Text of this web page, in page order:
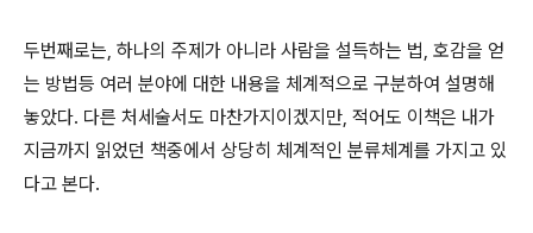
두번째로는, 하나의 주제가 아니라 사람을 설득하는 법, 호감을 얻
는 방법등 여러 분야에 대한 내용을 체계적으로 구분하여 설명해
놓았다. 다른 처세술서도 마찬가지이겠지만, 적어도 이책은 내가
지금까지 읽었던 책중에서 상당히 체계적인 분류체계를 가지고 있
다고 본다.